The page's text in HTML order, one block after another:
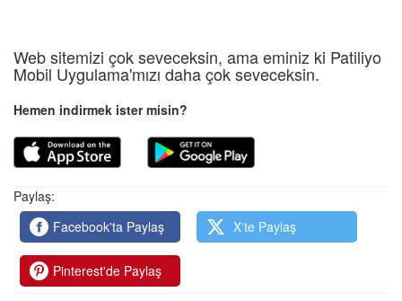
Web sitemizi çok seveceksin, ama eminiz ki Patiliyo
Mobil Uygulama'mızı daha çok seveceksin.
Hemen indirmek ister misin?
Paylaş:
Facebook'ta Paylaş
X'te Paylaş
Pinterest'de Paylaş